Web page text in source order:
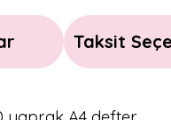
Taksit